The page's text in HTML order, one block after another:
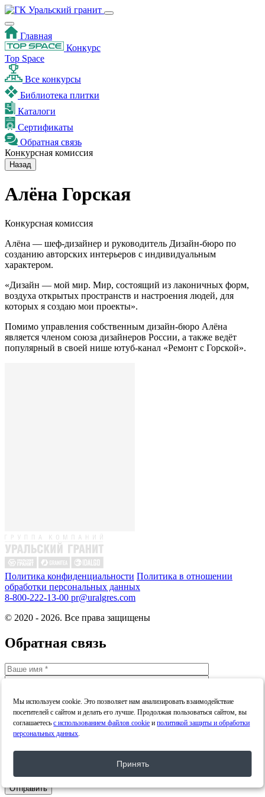
Главная
Конкурс
Top Space
Все конкурсы
Библиотека плитки
Каталоги
Сертификаты
Обратная связь
Конкурсная комиссия
Назад
Алёна Горская
Конкурсная комиссия
Алёна — шеф-дизайнер и руководитель Дизайн-бюро по
созданию авторских интерьеров с индивидуальным
характером.
«Дизайн — мой мир. Мир, состоящий из лаконичных форм,
воздуха открытых пространств и настроения людей, для
которых я создаю мои проекты».
Помимо управления собственным дизайн-бюро Алёна
является членом союза дизайнеров России, а также ведёт
популярный в своей нише ютуб-канал «Ремонт с Горской».
Политика конфиденциальности Политика в отношении
обработки персональных данных
8-800-222-13-00 pr@uralgres.com
© 2020 - 2026. Все права защищены
Обратная связь
на обработку персональных данных в
соответствии сполитикой конфиденциальности
Мы используем cookie. Это позволяет нам анализировать взаимодействие
посетителей с сайтом и делать его лучше. Продолжая пользоваться сайтом, вы
соглашаетесьс использованием файлов cookie иполитикой защиты и обработки
персональных данных.
Принять